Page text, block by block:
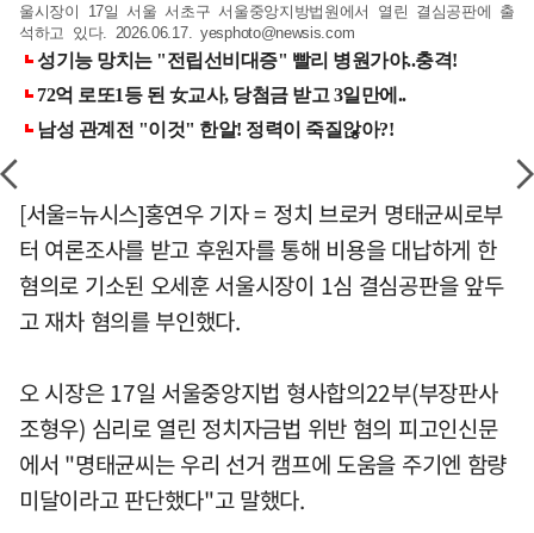
울시장이 17일 서울 서초구 서울중앙지방법원에서 열린 결심공판에 출
석하고 있다. 2026.06.17. yesphoto@newsis.com
[서울=뉴시스]홍연우 기자 = 정치 브로커 명태균씨로부
터 여론조사를 받고 후원자를 통해 비용을 대납하게 한
혐의로 기소된 오세훈 서울시장이 1심 결심공판을 앞두
고 재차 혐의를 부인했다.
오 시장은 17일 서울중앙지법 형사합의22부(부장판사
조형우) 심리로 열린 정치자금법 위반 혐의 피고인신문
에서 "명태균씨는 우리 선거 캠프에 도움을 주기엔 함량
미달이라고 판단했다"고 말했다.